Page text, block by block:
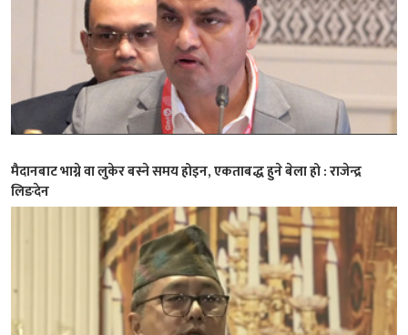
मैदानबाट भाग्ने वा लुकेर बस्ने समय होइन, एकताबद्ध हुने बेला हो : राजेन्द्र
लिङदेन